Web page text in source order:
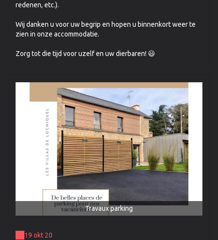
redenen, etc.).
Wij danken u voor uw begrip en hopen u binnenkort weer te
zien in onze accommodatie.
Zorg tot die tijd voor uzelf en uw dierbaren! 😃
Travaux parking
19 okt 20